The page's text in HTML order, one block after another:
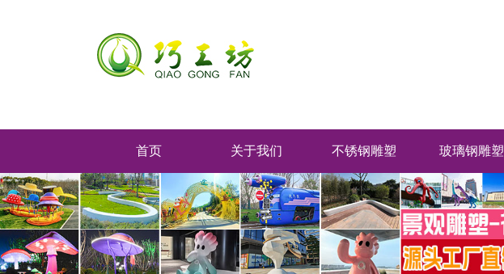
首页 关于我们 不锈钢雕塑 玻璃钢雕塑